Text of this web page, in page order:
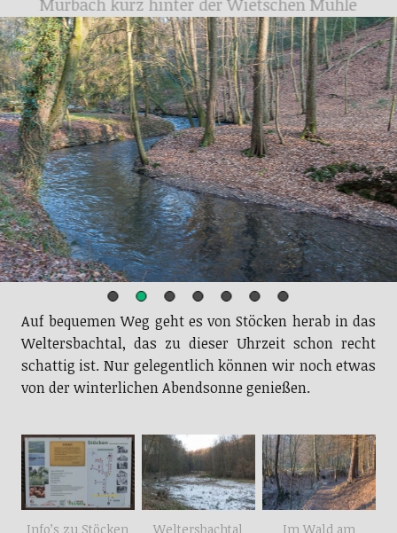
Auf bequemen Weg geht es von Stöcken herab in das
Weltersbachtal, das zu dieser Uhrzeit schon recht
schattig ist. Nur gelegentlich können wir noch etwas
von der winterlichen Abendsonne genießen.
Info’s zu Stöcken
Weltersbachtal
Im Wald am